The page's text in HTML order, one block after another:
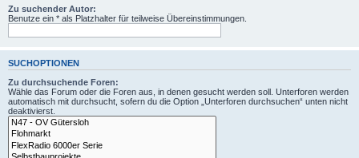
Zu suchender Autor:
Benutze ein * als Platzhalter für teilweise Übereinstimmungen.
SUCHOPTIONEN
Zu durchsuchende Foren:
Wähle das Forum oder die Foren aus, in denen gesucht werden soll. Unterforen werden
automatisch mit durchsucht, sofern du die Option „Unterforen durchsuchen“ unten nicht
deaktivierst.